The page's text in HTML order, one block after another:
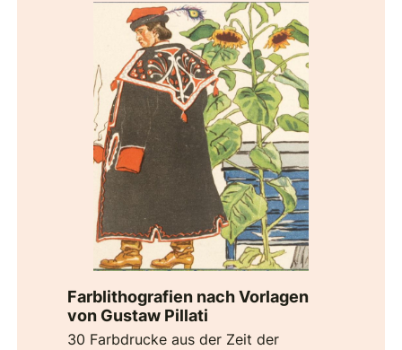
Farblithografien nach Vorlagen
von Gustaw Pillati
30 Farbdrucke aus der Zeit der